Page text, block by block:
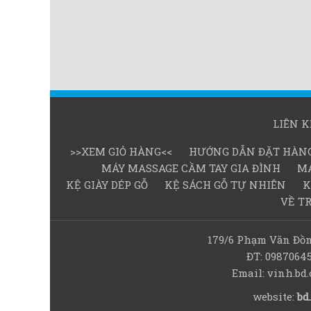
LIÊN
>>XEM GIỎ HÀNG<<
HƯỚNG DẪN ĐẶT
MÁY MASSAGE CẦM TAY GIA ĐÌNH
KỆ GIÀY DÉP GỖ
KỆ SÁCH GỖ TỰ NHIÊN
VỀ
179/6 Phạm Văn
ĐT:
Email:
website: